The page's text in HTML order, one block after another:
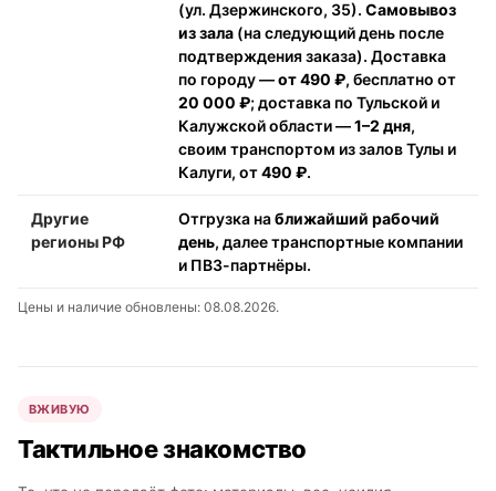
(ул. Дзержинского, 35). Самовывоз
из зала (на следующий день после
подтверждения заказа). Доставка
по городу —от 490 ₽, бесплатно от
20 000 ₽; доставка по Тульской и
Калужской области —1–2 дня,
своим транспортом из залов Тулы и
Калуги, от490 ₽.
Другие
регионы РФ
Отгрузка наближайший рабочий
день, далее транспортные компании
и ПВЗ-партнёры.
Цены и наличие обновлены: 08.08.2026.
ВЖИВУЮ
Тактильное знакомство